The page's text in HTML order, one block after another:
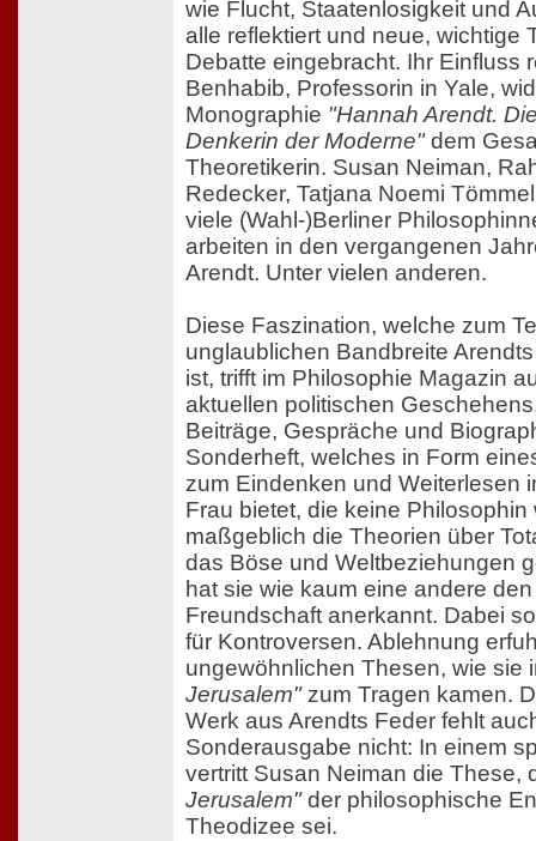
wie Flucht, Staatenlosigkeit und
alle reflektiert und neue, wichtige
Debatte eingebracht. Ihr Einfluss
Benhabib, Professorin in Yale,
Monographie "Hannah Arendt.
Denkerin der Moderne"dem
Theoretikerin. Susan Neiman,
Redecker, Tatjana Noemi
viele (Wahl-)Berliner
arbeiten in den vergangenen
Arendt. Unter vielen anderen.
Diese Faszination, welche zum
unglaublichen Bandbreite
ist, trifft im Philosophie Magazin
aktuellen politischen
Beiträge, Gespräche und
Sonderheft, welches in Form
zum Eindenken und Weiterlesen
Frau bietet, die keine Philosophin
maßgeblich die Theorien über
das Böse und Weltbeziehungen
hat sie wie kaum eine andere
Freundschaft anerkannt. Dabei
für Kontroversen. Ablehnung
ungewöhnlichen Thesen, wie sie
Jerusalem"zum Tragen kamen.
Werk aus Arendts Feder fehlt
Sonderausgabe nicht: In einem
vertritt Susan Neiman die These,
Jerusalem"der philosophische
Theodizee sei.